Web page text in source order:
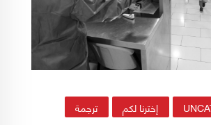
إخترنا لكم ترجمة